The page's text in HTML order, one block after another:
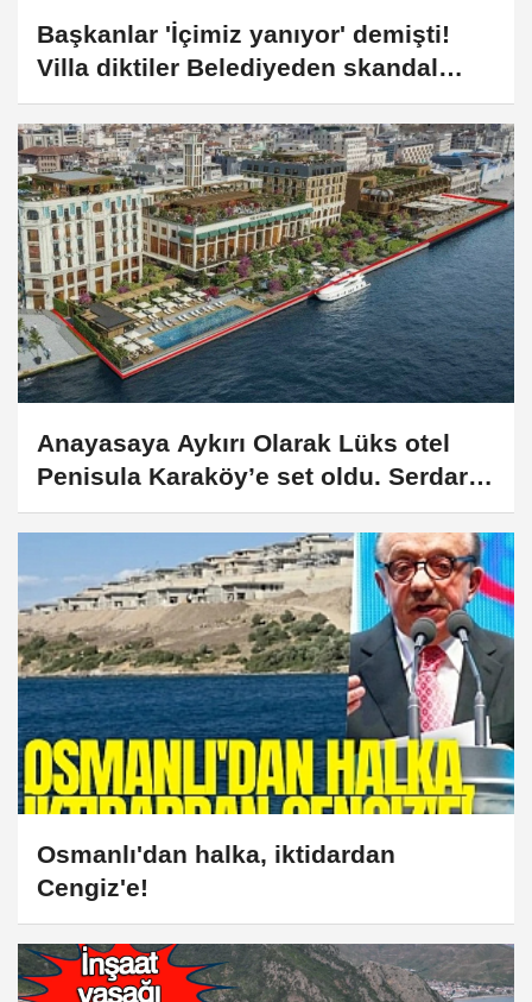
Başkanlar 'İçimiz yanıyor' demişti!
Villa diktiler Belediyeden skandal
plan
Anayasaya Aykırı Olarak Lüks otel
Penisula Karaköy’e set oldu. Serdar
Bilgili ve Ferit Şahenk ortak...
Osmanlı'dan halka, iktidardan
Cengiz'e!